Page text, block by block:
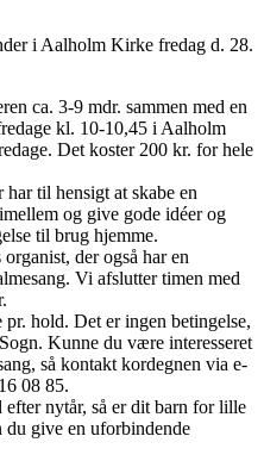
i Aalholm Kirke fredag d. 28.
ca. 3-9 mdr. sammen med en
kl. 10-10,45 i Aalholm
Det koster 200 kr. for hele
til hensigt at skabe en
og give gode idéer og
til brug hjemme.
der også har en
Vi afslutter timen med
hold. Det er ingen betingelse,
Kunne du være interesseret
så kontakt kordegnen via e-
08 85.
nytår, så er dit barn for lille
du give en uforbindende